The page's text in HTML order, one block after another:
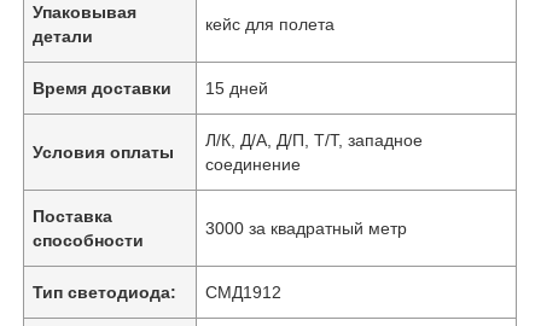
Упаковывая
детали
кейс для полета
Время доставки 15 дней
Условия оплаты
Л/К, Д/А, Д/П, Т/Т, западное
соединение
Поставка
способности
3000 за квадратный метр
Тип светодиода: СМД1912